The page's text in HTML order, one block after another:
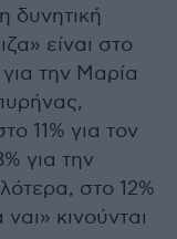
δυνητική
είναι στο
την Μαρία
11% για τον
για την
στο 12%
κινούνται